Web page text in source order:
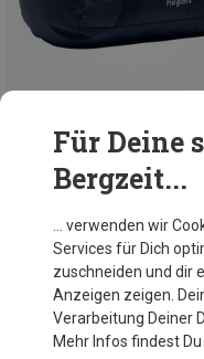
Du sparst 41%
Für Deine
Bergzeit...
… verwenden wir
Services für Dich
zuschneiden und dir
Anzeigen zeigen.
Verarbeitung Deiner
Mehr Infos findest